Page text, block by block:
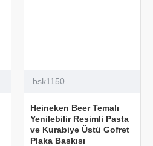
bsk1150
Heineken Beer Temalı
Yenilebilir Resimli Pasta
ve Kurabiye Üstü Gofret
Plaka Baskısı